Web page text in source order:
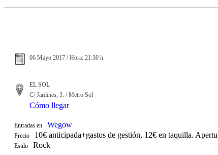
06 Mayo 2017 / Hora: 21:30 h.
EL SOL
C/ Jardines, 3. / Metro Sol
Cómo llegar
Entradas en Wegow
Precio 10€ anticipada+gastos de gestión, 12€ en taquilla.
Estilo Rock